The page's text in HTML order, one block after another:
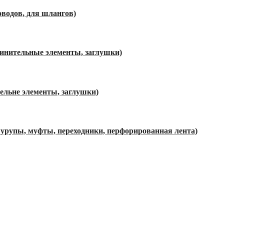
для шлангов)
элементы, заглушки)
элементы, заглушки)
муфты, переходники, перфорированная лента)